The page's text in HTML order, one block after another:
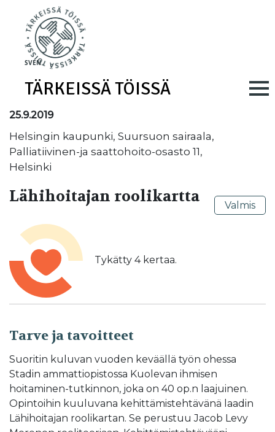
Skip to main content
SVEN
TÄRKEISSÄ TÖISSÄ Main
25.9.2019
Helsingin kaupunki, Suursuon sairaala,
Palliatiivinen-ja saattohoito-osasto 11,
Helsinki
Lähihoitajan roolikartta
Tykätty 4kertaa.
Valmis
Tarve ja tavoitteet
Suoritin kuluvan vuoden keväällä työn ohessa
Stadin ammattiopistossa Kuolevan ihmisen
hoitaminen-tutkinnon, joka on 40 op.n laajuinen.
Opintoihin kuuluvana kehittämistehtävänä laadin
Lähihoitajan roolikartan. Se perustuu Jacob Levy